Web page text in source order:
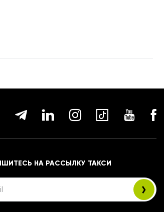
НА РАССЫЛКУ ТАКСИ